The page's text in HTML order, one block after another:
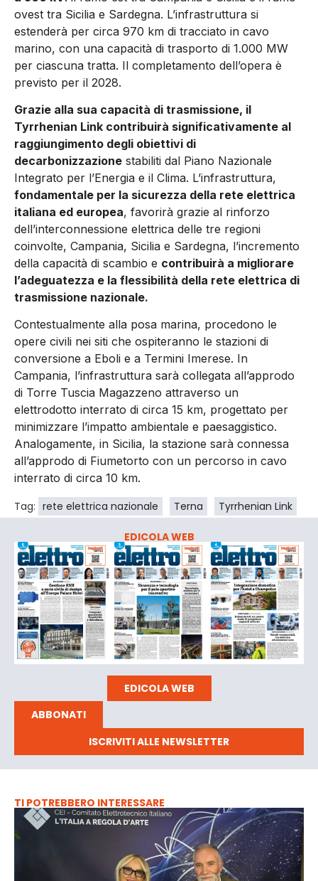
ovest tra Sicilia e Sardegna. L’infrastruttura si
estenderà per circa 970 km di tracciato in cavo
marino, con una capacità di trasporto di 1.000 MW
per ciascuna tratta. Il completamento dell’opera è
previsto per il 2028.
Grazie alla sua capacità di trasmissione, il
Tyrrhenian Link contribuirà significativamente al
raggiungimento degli obiettivi di
decarbonizzazione stabiliti dal Piano Nazionale
Integrato per l’Energia e il Clima. L’infrastruttura,
fondamentale per la sicurezza della rete elettrica
italiana ed europea, favorirà grazie al rinforzo
dell’interconnessione elettrica delle tre regioni
coinvolte, Campania, Sicilia e Sardegna, l’incremento
della capacità di scambio e contribuirà a migliorare
l’adeguatezza e la flessibilità della rete elettrica di
trasmissione nazionale.
Contestualmente alla posa marina, procedono le
opere civili nei siti che ospiteranno le stazioni di
conversione a Eboli e a Termini Imerese. In
Campania, l’infrastruttura sarà collegata all’approdo
di Torre Tuscia Magazzeno attraverso un
elettrodotto interrato di circa 15 km, progettato per
minimizzare l’impatto ambientale e paesaggistico.
Analogamente, in Sicilia, la stazione sarà connessa
all’approdo di Fiumetorto con un percorso in cavo
interrato di circa 10 km.
Tag: rete elettrica nazionale Terna Tyrrhenian Link
EDICOLA WEB
EDICOLA WEB
ABBONATI
ISCRIVITI ALLE NEWSLETTER
TI POTREBBERO INTERESSARE